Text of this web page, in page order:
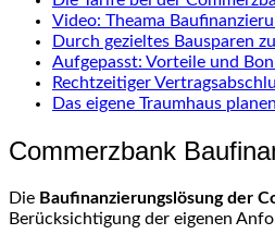
Video: Theama
Durch gezieltes Bausparen
Aufgepasst: Vorteile und
Rechtzeitiger
Das eigene Traumhaus
Commerzbank
Die Baufinanzierungslösung der
Berücksichtigung der eigenen